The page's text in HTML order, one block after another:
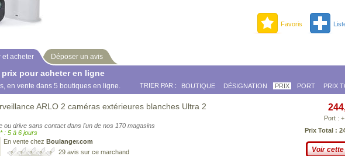
Favoris
et acheter Déposer un avis
prix pour acheter en ligne
en vente dans 5 boutiques en ligne. TRIER PAR : BOUTIQUE DÉSIGNATION PRIX PORT PRIX
ARLO 2 caméras extérieures blanches Ultra 2
ou drive sans contact dans l'un de nos 170 magasins
: 5 à 6 jours
En vente chez Boulanger.com
29 avis sur ce marchand
Port :
Prix Total :
Voir